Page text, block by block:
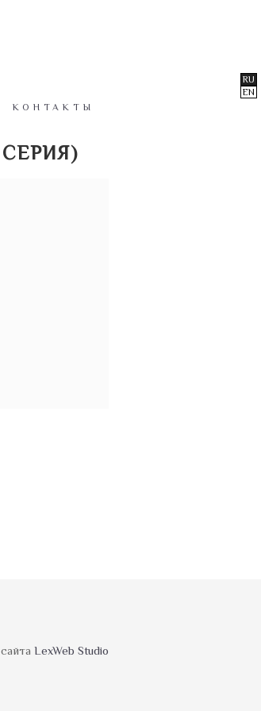
КОНТАКТЫ
RU
EN
LexWeb Studio